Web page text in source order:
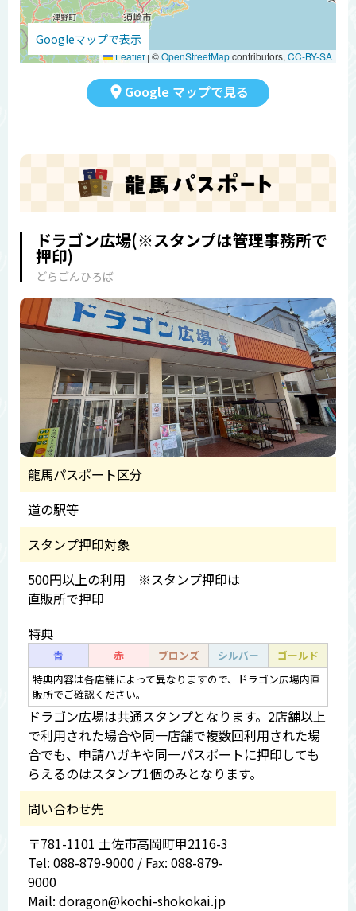
Leaflet | ©OpenStreetMapcontributors, CC-BY-SA
Googleマップで表示
Google マップで見る
ドラゴン広場(※スタンプは管理事務所で
押印)
どらごんひろば
龍馬パスポート区分
道の駅等
スタンプ押印対象
500円以上の利用 ※スタンプ押印は
直販所で押印
特典
青 赤 ブロンズ シルバー
ゴールド
特典内容は各店舗によって異なりますので、ドラゴン広場内直
販所でご確認ください。
ドラゴン広場は共通スタンプとなります。2店舗以上
で利用された場合や同一店舗で複数回利用された場
合でも、申請ハガキや同一パスポートに押印しても
らえるのはスタンプ1個のみとなります。
問い合わせ先
〒781-1101 土佐市高岡町甲2116-3
Tel: 088-879-9000 / Fax: 088-879-
9000
Mail: doragon@kochi-shokokai.jp